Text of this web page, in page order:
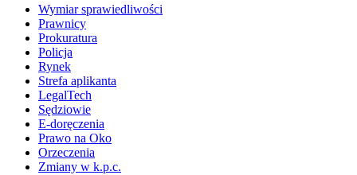
Wymiar sprawiedliwości
Prawnicy
Prokuratura
Policja
Rynek
Strefa aplikanta
LegalTech
Sędziowie
E-doręczenia
Prawo na Oko
Orzeczenia
Zmiany w k.p.c.